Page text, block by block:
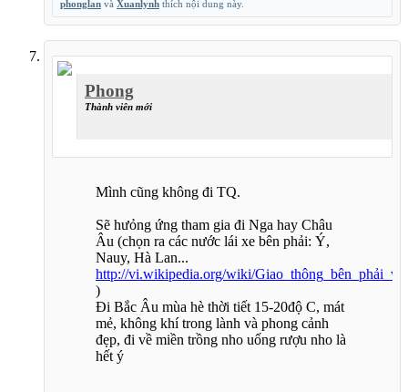
phonglan và Xuanlynh thích nội dung này.
Phong
Thành viên mới
Mình cũng không đi TQ.
Sẽ hưỏng ứng tham gia đi Nga hay Châu
Âu (chọn ra các nước lái xe bên phải: Ý,
Nauy, Hà Lan...
http://vi.wikipedia.org/wiki/
)
Đi Bắc Âu mùa hè thời tiết 15-20độ C, mát
mẻ, không khí trong lành và phong cảnh
đẹp, đi về miền trồng nho uống rượu nho là
hết ý